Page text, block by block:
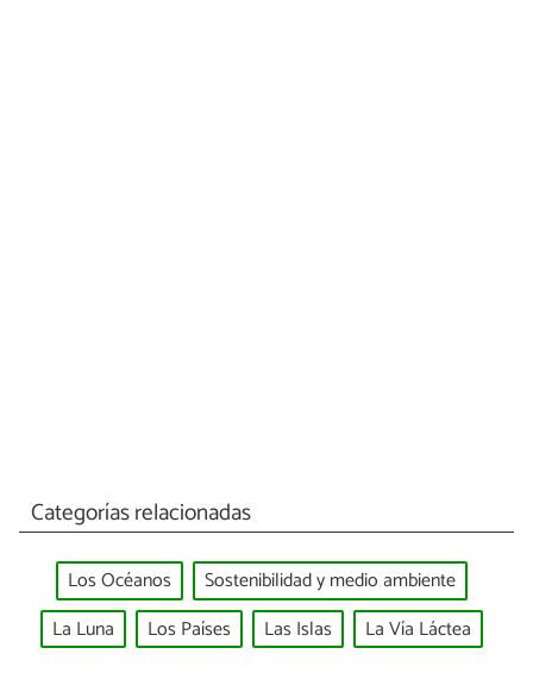
Categorías relacionadas
Los Océanos
Sostenibilidad y medio ambiente
La Luna
Los Países Las Islas La Vía Láctea